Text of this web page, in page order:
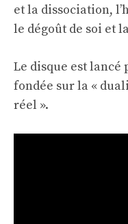
et la dissociation,
le dégoût de soi et
Le disque est lancé
fondée sur la «
réel ».